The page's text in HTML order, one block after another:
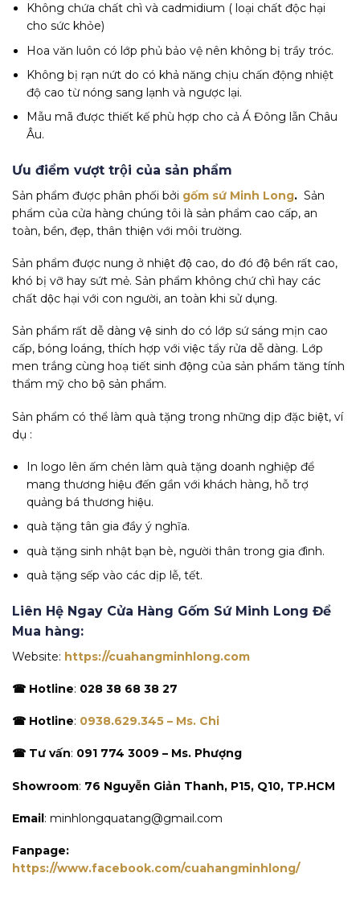
Không chứa chất chì và cadmidium ( loại chất độc hại
cho sức khỏe)
Hoa văn luôn có lớp phủ bảo vệ nên không bị trầy tróc.
Không bị rạn nứt do có khả năng chịu chấn động nhiệt
độ cao từ nóng sang lạnh và ngược lại.
Mẫu mã được thiết kế phù hợp cho cả Á Đông lẫn Châu
Âu.
Ưu điểm vượt trội của sản phẩm
Sản phẩm được phân phối bởi gốm sứ Minh Long. Sản
phẩm của cửa hàng chúng tôi là sản phẩm cao cấp, an
toàn, bền, đẹp, thân thiện với môi trường.
Sản phẩm được nung ở nhiệt độ cao, do đó độ bền rất cao,
khó bị vỡ hay sứt mẻ. Sản phẩm không chứ chì hay các
chất dộc hại với con người, an toàn khi sử dụng.
Sản phẩm rất dễ dàng vệ sinh do có lớp sứ sáng mịn cao
cấp, bóng loáng, thích hợp với việc tẩy rửa dễ dàng. Lớp
men trắng cùng hoạ tiết sinh động của sản phẩm tăng tính
thẩm mỹ cho bộ sản phẩm.
Sản phẩm có thể làm quà tặng trong những dịp đặc biệt, ví
dụ :
In logo lên ấm chén làm quà tặng doanh nghiệp để
mang thương hiệu đến gần với khách hàng, hỗ trợ
quảng bá thương hiệu.
quà tặng tân gia đầy ý nghĩa.
quà tặng sinh nhật bạn bè, người thân trong gia đình.
quà tặng sếp vào các dịp lễ, tết.
Liên Hệ Ngay Cửa Hàng Gốm Sứ Minh Long Để
Mua hàng:
Website: https://cuahangminhlong.com
☎ Hotline: 028 38 68 38 27
☎ Hotline: 0938.629.345 – Ms. Chi
☎ Tư vấn: 091 774 3009 – Ms. Phượng
Showroom: 76 Nguyễn Giản Thanh, P15, Q10, TP.HCM
Email: minhlongquatang@gmail.com
Fanpage:
https://www.facebook.com/cuahangminhlong/